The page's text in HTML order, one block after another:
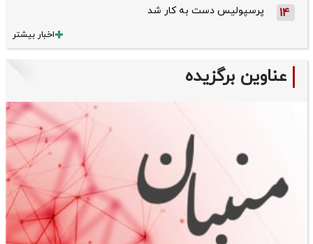
14 پرسپولیس دست به کار شد
اخبار بیشتر
عناوین برگزیده